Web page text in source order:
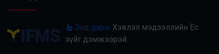
Энд дарж Хэвлэл мэдээллийн Ёс
зүйг дэмжээрэй.